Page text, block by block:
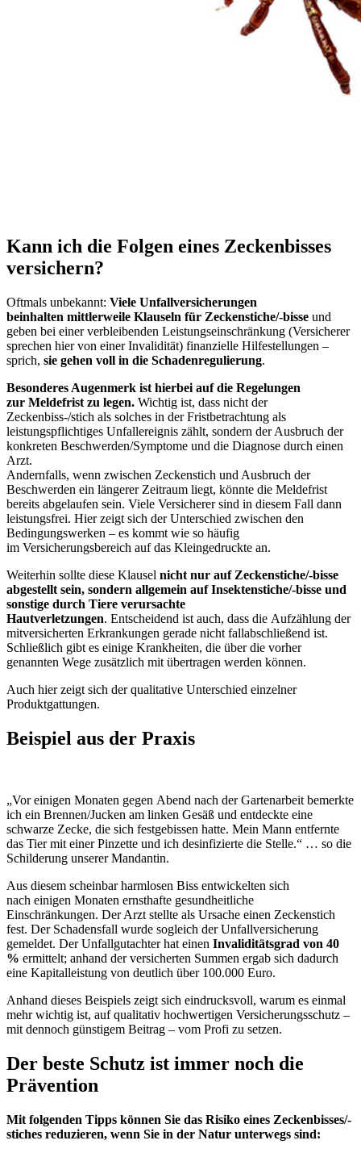
Kann ich die Folgen eines Zeckenbisses
versichern?
Oftmals unbekannt: Viele Unfallversicherungen
beinhalten mittlerweile Klauseln für Zeckenstiche/-bisse und
geben bei einer verbleibenden Leistungseinschränkung (Versicherer
sprechen hier von einer Invalidität) finanzielle Hilfestellungen –
sprich, sie gehen voll in die Schadenregulierung.
Besonderes Augenmerk ist hierbei auf die Regelungen
zur Meldefrist zu legen. Wichtig ist, dass nicht der
Zeckenbiss-/stich als solches in der Fristbetrachtung als
leistungspflichtiges Unfallereignis zählt, sondern der Ausbruch der
konkreten Beschwerden/Symptome und die Diagnose durch einen
Arzt.
Andernfalls, wenn zwischen Zeckenstich und Ausbruch der
Beschwerden ein längerer Zeitraum liegt, könnte die Meldefrist
bereits abgelaufen sein. Viele Versicherer sind in diesem Fall dann
leistungsfrei. Hier zeigt sich der Unterschied zwischen den
Bedingungswerken – es kommt wie so häufig
im Versicherungsbereich auf das Kleingedruckte an.
Weiterhin sollte diese Klausel nicht nur auf Zeckenstiche/-bisse
abgestellt sein, sondern allgemein auf Insektenstiche/-bisse und
sonstige durch Tiere verursachte
Hautverletzungen. Entscheidend ist auch, dass die Aufzählung der
mitversicherten Erkrankungen gerade nicht fallabschließend ist.
Schließlich gibt es einige Krankheiten, die über die vorher
genannten Wege zusätzlich mit übertragen werden können.
Auch hier zeigt sich der qualitative Unterschied einzelner
Produktgattungen.
Beispiel aus der Praxis
„Vor einigen Monaten gegen Abend nach der Gartenarbeit bemerkte
ich ein Brennen/Jucken am linken Gesäß und entdeckte eine
schwarze Zecke, die sich festgebissen hatte. Mein Mann entfernte
das Tier mit einer Pinzette und ich desinfizierte die Stelle.“ … so die
Schilderung unserer Mandantin.
Aus diesem scheinbar harmlosen Biss entwickelten sich
nach einigen Monaten ernsthafte gesundheitliche
Einschränkungen. Der Arzt stellte als Ursache einen Zeckenstich
fest. Der Schadensfall wurde sogleich der Unfallversicherung
gemeldet. Der Unfallgutachter hat einen Invaliditätsgrad von 40
% ermittelt; anhand der versicherten Summen ergab sich dadurch
eine Kapitalleistung von deutlich über 100.000 Euro.
Anhand dieses Beispiels zeigt sich eindrucksvoll, warum es einmal
mehr wichtig ist, auf qualitativ hochwertigen Versicherungsschutz –
mit dennoch günstigem Beitrag – vom Profi zu setzen.
Der beste Schutz ist immer noch die
Prävention
Mit folgenden Tipps können Sie das Risiko eines Zeckenbisses/-
stiches reduzieren, wenn Sie in der Natur unterwegs sind: